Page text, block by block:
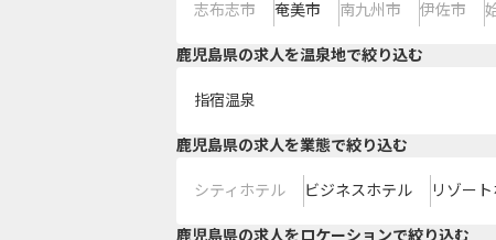
志布志市
奄美市 南九州市 伊佐市
鹿児島県の求人を温泉地で絞り込む
指宿温泉
鹿児島県の求人を業態で絞り込む
シティホテル ビジネスホテル リゾー
鹿児島県の求人をロケーションで絞り込む